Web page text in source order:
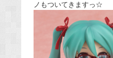
ノもついてきますっ☆